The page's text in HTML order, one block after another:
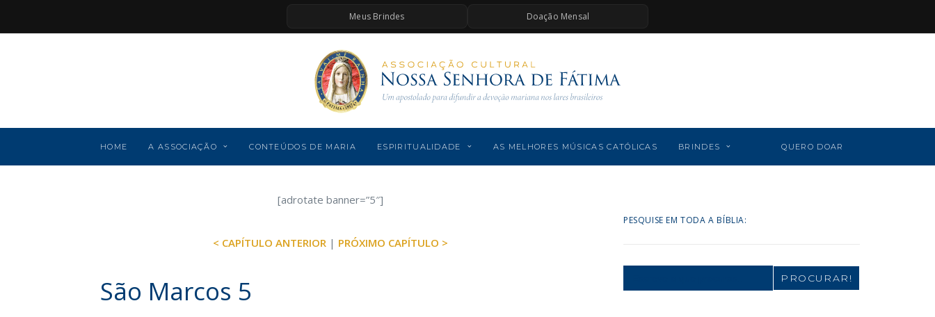
Meus Brindes Doação Mensal
HOME A ASSOCIAÇÃO CONTEÚDOS DE MARIA ESPIRITUALIDADE AS MELHORES MÚSICAS CATÓLICAS BRINDES QUERO DOAR
[adrotate banner=”5″]
< CAPÍTULO ANTERIOR | PRÓXIMO CAPÍTULO >
São Marcos 5
PESQUISE EM TODA A BÍBLIA:
Search